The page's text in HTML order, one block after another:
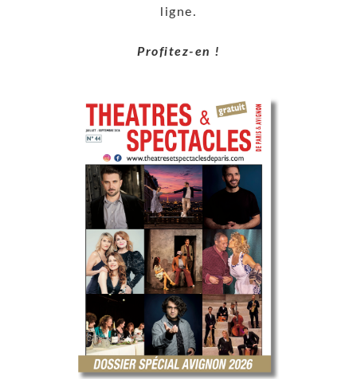
ligne.
Profitez-en !